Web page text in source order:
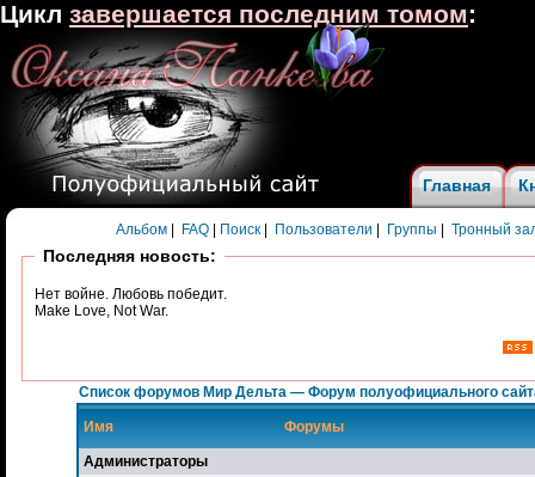
Главная
Альбом FAQ Поиск Пользователи Группы Тронный
Последняя новость:
Нет войне. Любовь победит.
Make Love, Not War.
Список форумов Мир Дельта — Форум полуофициального
Имя Форумы
Администраторы
Цикл завершается последним томом: